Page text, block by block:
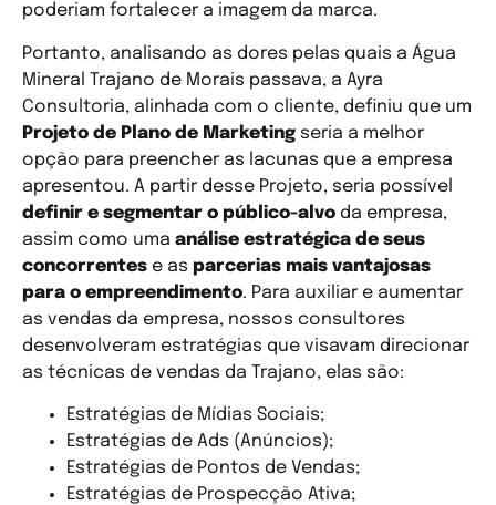
poderiam fortalecer a imagem da marca.
Portanto, analisando as dores pelas quais a Água
Mineral Trajano de Morais passava, a Ayra
Consultoria, alinhada com o cliente, definiu que um
Projeto de Plano de Marketing seria a melhor
opção para preencher as lacunas que a empresa
apresentou. A partir desse Projeto, seria possível
definir e segmentar o público-alvo da empresa,
assim como uma análise estratégica de seus
concorrentes e as parcerias mais vantajosas
para o empreendimento. Para auxiliar e aumentar
as vendas da empresa, nossos consultores
desenvolveram estratégias que visavam direcionar
as técnicas de vendas da Trajano, elas são:
Estratégias de Mídias Sociais;
Estratégias de Ads (Anúncios);
Estratégias de Pontos de Vendas;
Estratégias de Prospecção Ativa;